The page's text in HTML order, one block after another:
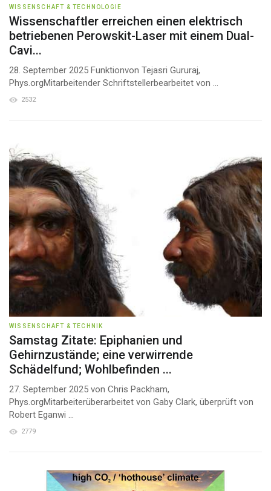
WISSENSCHAFT & TECHNOLOGIE
Wissenschaftler erreichen einen elektrisch
betriebenen Perowskit-Laser mit einem Dual-
Cavi...
28. September 2025 Funktionvon Tejasri Gururaj,
Phys.orgMitarbeitender Schriftstellerbearbeitet von ...
2532
WISSENSCHAFT & TECHNIK
Samstag Zitate: Epiphanien und
Gehirnzustände; eine verwirrende
Schädelfund; Wohlbefinden ...
27. September 2025 von Chris Packham,
Phys.orgMitarbeiterüberarbeitet von Gaby Clark, überprüft von
Robert Eganwi ...
2779